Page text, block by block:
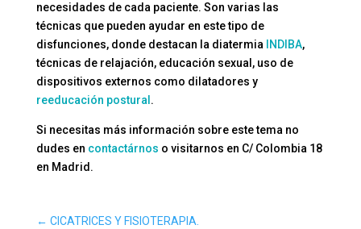
necesidades de cada paciente. Son varias las
técnicas que pueden ayudar en este tipo de
disfunciones, donde destacan la diatermia INDIBA,
técnicas de relajación, educación sexual, uso de
dispositivos externos como dilatadores y
reeducación postural .
Si necesitas más información sobre este tema no
dudes en contactárnos o visitarnos en C/ Colombia 18
en Madrid.
← CICATRICES Y FISIOTERAPIA.